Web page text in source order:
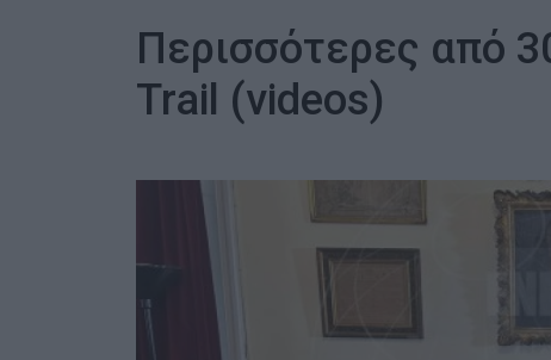
Περισσότερες από
Trail (videos)